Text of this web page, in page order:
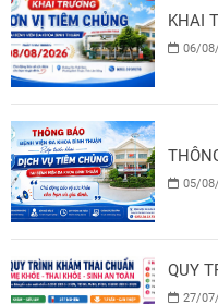
KHAI
06/
05/
QUY
27/